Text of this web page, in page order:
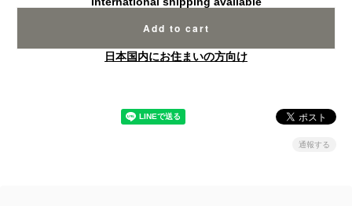
Add to cart
日本国内にお住まいの方向け
通報する